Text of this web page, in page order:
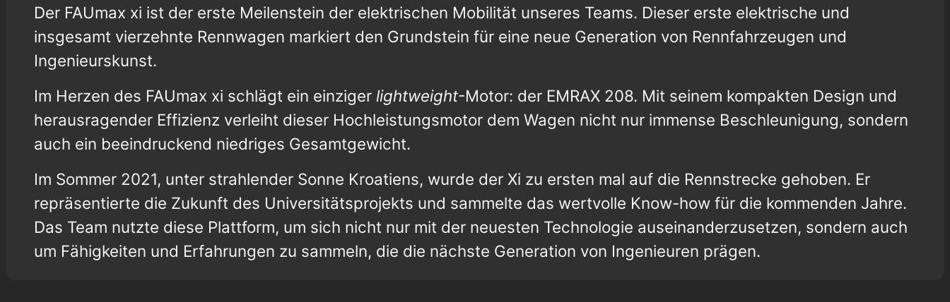
Der FAUmax xi ist der erste Meilenstein der elektrischen Mobilität unseres Teams. Dieser erste elektrische und
insgesamt vierzehnte Rennwagen markiert den Grundstein für eine neue Generation von Rennfahrzeugen und
Ingenieurskunst.
Im Herzen des FAUmax xi schlägt ein einziger lightweight-Motor: der EMRAX 208. Mit seinem kompakten Design und
herausragender Effizienz verleiht dieser Hochleistungsmotor dem Wagen nicht nur immense Beschleunigung, sondern
auch ein beeindruckend niedriges Gesamtgewicht.
Im Sommer 2021, unter strahlender Sonne Kroatiens, wurde der Xi zu ersten mal auf die Rennstrecke gehoben. Er
repräsentierte die Zukunft des Universitätsprojekts und sammelte das wertvolle Know-how für die kommenden Jahre.
Das Team nutzte diese Plattform, um sich nicht nur mit der neuesten Technologie auseinanderzusetzen, sondern auch
um Fähigkeiten und Erfahrungen zu sammeln, die die nächste Generation von Ingenieuren prägen.